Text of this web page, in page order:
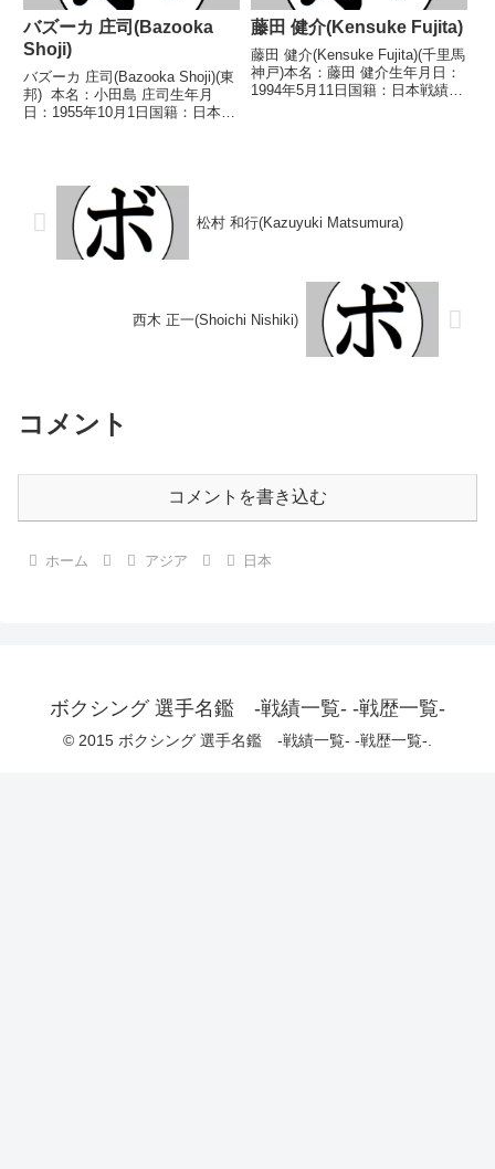
バズーカ 庄司(Bazooka
Shoji)
バズーカ 庄司(Bazooka Shoji)(東
邦) 本名：小田島 庄司生年月
日：1955年10月1日国籍：日本戦
1975/12/26 ○2R...
藤田 健介(Kensuke Fujita)
藤田 健介(Kensuke Fujita)(千里馬
神戸)本名：藤田 健介生年月日：
1994年5月11日国籍：日本戦績：
松村 和行(Kazuyuki Matsumura)
西木 正一(Shoichi Nishiki)
コメント
コメントを書き込む
ホーム アジア 日本
ボクシング 選手名鑑 -戦績一覧- -戦歴一覧-
© 2015 ボクシング 選手名鑑 -戦績一覧- -戦歴一覧-.